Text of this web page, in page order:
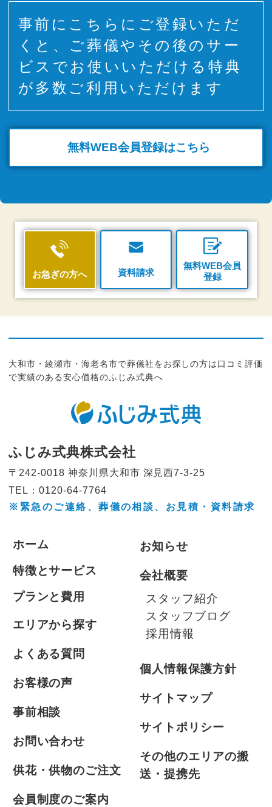
事前にこちらにご登録いただ
くと、ご葬儀やその後のサー
ビスでお使いいただける特典
が多数ご利用いただけます
無料WEB会員登録はこちら
お急ぎの方へ 資料請求
無料WEB会員
登録
大和市・綾瀬市・海老名市で葬儀社をお探しの方は口コミ評価
で実績のある安心価格のふじみ式典へ
ふじみ式典株式会社
〒242-0018 神奈川県大和市 深見西7-3-25
TEL：0120-64-7764
※緊急のご連絡、葬儀の相談、 お見積・資料請求
ホーム
特徴とサービス
プランと費用
エリアから探す
よくある質問
お客様の声
事前相談
お問い合わせ
供花・供物のご注文
会員制度のご案内
お知らせ
会社概要
スタッフ紹介
スタッフブログ
採用情報
個人情報保護方針
サイトマップ
サイトポリシー
その他のエリアの搬
送・提携先